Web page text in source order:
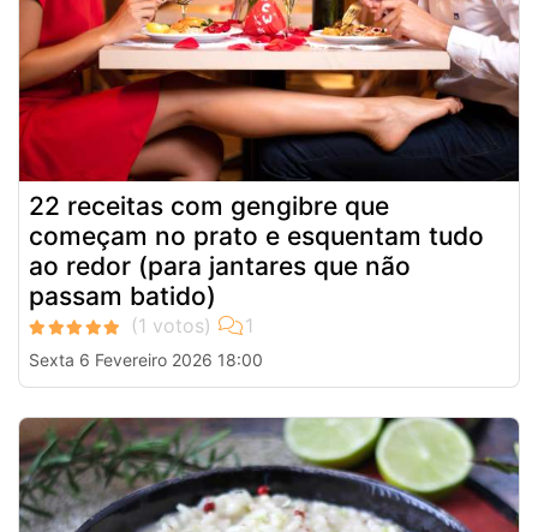
22 receitas com gengibre que
começam no prato e esquentam tudo
ao redor (para jantares que não
passam batido)
Sexta 6 Fevereiro 2026 18:00